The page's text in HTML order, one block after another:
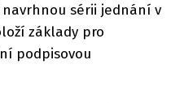
sérii jednání v
základy pro
podpisovou